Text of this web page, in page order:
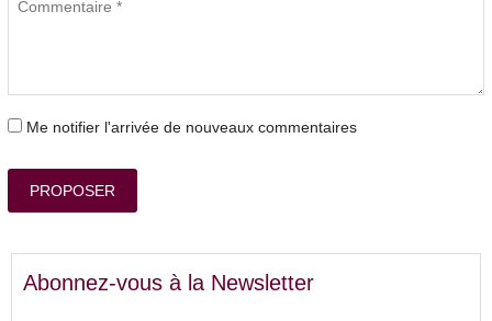
Me notifier l'arrivée de nouveaux commentaires
PROPOSER
Abonnez-vous à la Newsletter